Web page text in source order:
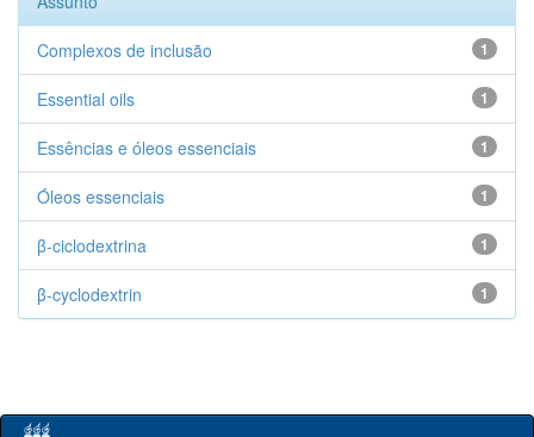
1
Complexos de inclusão
1
Essential oils
1
Essências e óleos essenciais
1
Óleos essenciais
1
β-ciclodextrina
1
β-cyclodextrin